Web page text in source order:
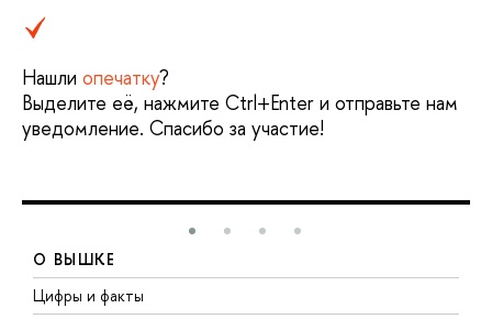
Нашли опечатку?
Выделите её, нажмите Ctrl+Enter и отправьте нам
уведомление. Спасибо за участие!
О ВЫШКЕ
Цифры и факты